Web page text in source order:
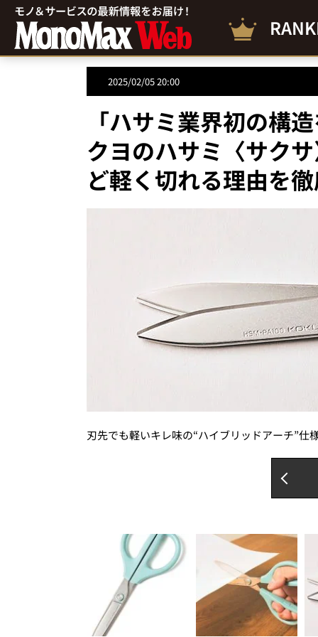
2025/02/05 20:00
「ハサミ業界初の構
クヨのハサミ〈サク
ど軽く切れる理由を
刃先でも軽いキレ味の“ハイブリッドアーチ”仕